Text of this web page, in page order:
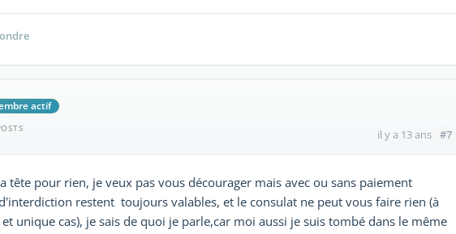
actif
il y a 13 ans #7
tête pour rien, je veux pas vous décourager mais avec ou sans paiement
restent toujours valables, et le consulat ne peut vous faire rien (à
et unique cas), je sais de quoi je parle,car moi aussi je suis tombé dans le même